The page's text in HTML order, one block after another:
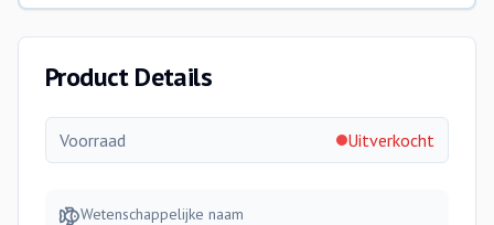
Product Details
Voorraad Uitverkocht
Wetenschappelijke naam